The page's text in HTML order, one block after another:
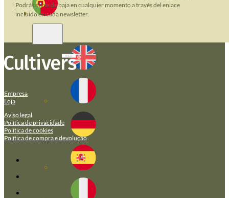
Podrás darte de baja en cualquier momento a través del enlace
incluido en cada newsletter.
Empresa
Loja
Aviso legal
Política de privacidade
Política de cookies
Política de compra e devolução